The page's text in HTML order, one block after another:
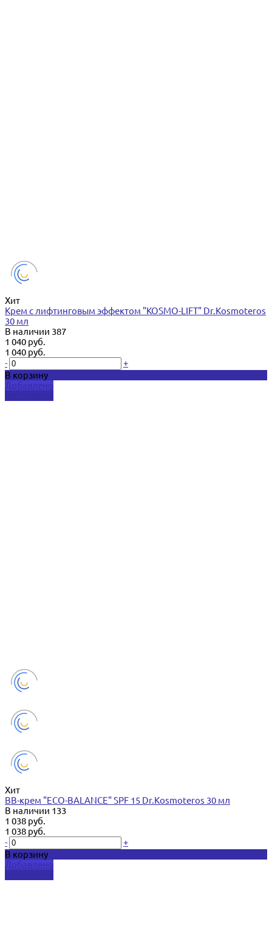
Хит
Крем с лифтинговым эффектом "KOSMO-LIFT" Dr.Kosmoteros
30 мл
В наличии 387
1 040 руб.
1 040 руб.
-
+
В корзину
Добавлено
Хит
BB-крем "ECO-BALANCE" SPF 15 Dr.Kosmoteros 30 мл
В наличии 133
1 038 руб.
1 038 руб.
-
+
В корзину
Добавлено